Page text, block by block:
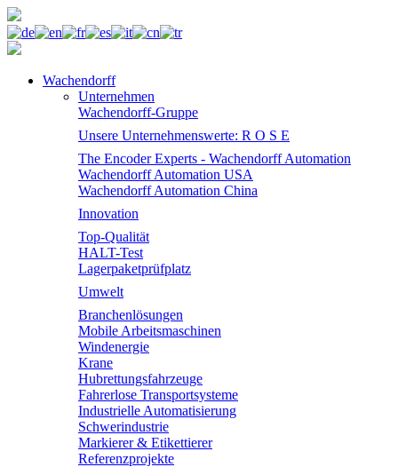
Wachendorff
Unternehmen
Wachendorff-Gruppe
Unsere Unternehmenswerte: R O S E
The Encoder Experts - Wachendorff Automation
Wachendorff Automation USA
Wachendorff Automation China
Innovation
Top-Qualität
HALT-Test
Lagerpaketprüfplatz
Umwelt
Branchenlösungen
Mobile Arbeitsmaschinen
Windenergie
Krane
Hubrettungsfahrzeuge
Fahrerlose Transportsysteme
Industrielle Automatisierung
Schwerindustrie
Markierer & Etikettierer
Referenzprojekte